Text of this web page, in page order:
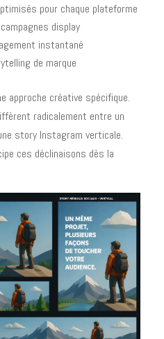
pour chaque plateforme
display
instantané
de marque
approche créative spécifique.
radicalement entre un
story Instagram verticale.
ces déclinaisons dès la